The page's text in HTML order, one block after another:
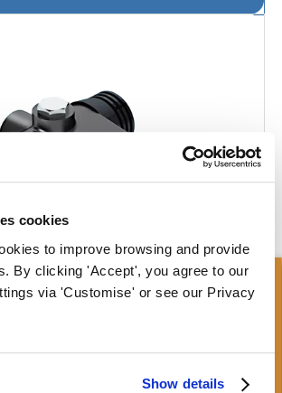
cookies
to improve browsing and provide
By clicking 'Accept', you agree to our
via 'Customise' or see our Privacy
Show details Richiesta Veloce